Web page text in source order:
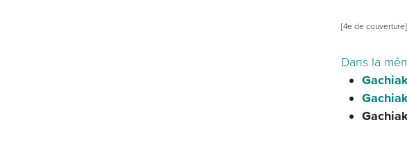
[4e de couverture]
Dans la